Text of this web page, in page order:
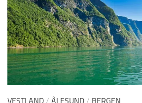
VESTLAND / ÅLESUND / BERGEN